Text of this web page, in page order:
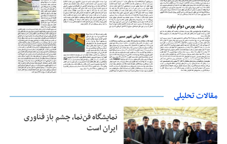
مقالات تحلیلی
نمایشگاه فن‌نما، چشم باز فناوری
ایران است